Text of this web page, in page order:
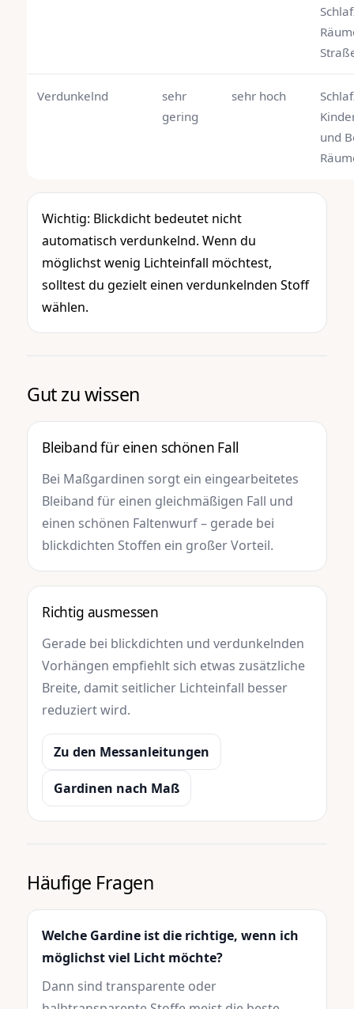
Verdunkelnd
sehr
gering
sehr hoch
und
Wichtig: Blickdicht bedeutet nicht
automatisch verdunkelnd. Wenn du
möglichst wenig Lichteinfall möchtest,
solltest du gezielt einen verdunkelnden Stoff
wählen.
Gut zu wissen
Bleiband für einen schönen Fall
Bei Maßgardinen sorgt ein eingearbeitetes
Bleiband für einen gleichmäßigen Fall und
einen schönen Faltenwurf – gerade bei
blickdichten Stoffen ein großer Vorteil.
Richtig ausmessen
Gerade bei blickdichten und verdunkelnden
Vorhängen empfiehlt sich etwas zusätzliche
Breite, damit seitlicher Lichteinfall besser
reduziert wird.
Zu den Messanleitungen
Gardinen nach Maß
Häufige Fragen
Welche Gardine ist die richtige, wenn ich
möglichst viel Licht möchte?
Dann sind transparente oder